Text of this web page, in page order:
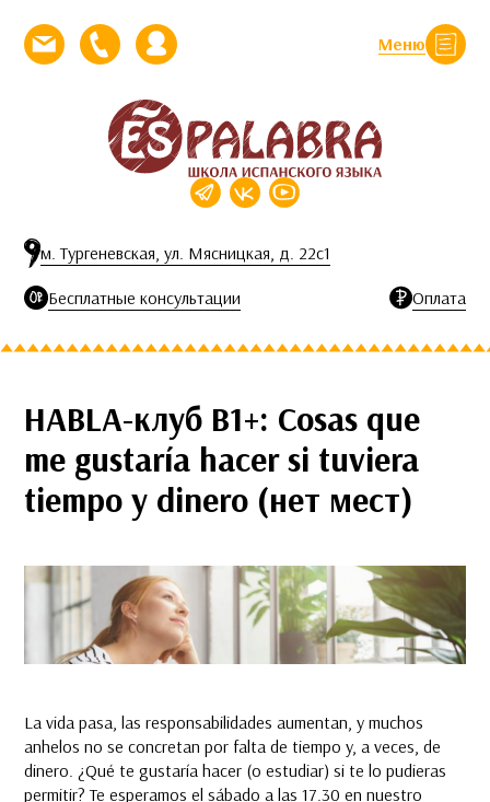
Меню
Закрыть
Напишите нам письмо
Позвоните намЛичный кабинет
м. Тургеневская, ул. Мясницкая, д. 22с1
Бесплатные консультации Оплата
HABLA-клуб B1+: Cosas que
me gustaría hacer si tuviera
tiempo y dinero (нет мест)
La vida pasa, las responsabilidades aumentan, y muchos
anhelos no se concretan por falta de tiempo y, a veces, de
dinero. ¿Qué te gustaría hacer (o estudiar) si te lo pudieras
permitir? Te esperamos el sábado a las 17.30 en nuestro